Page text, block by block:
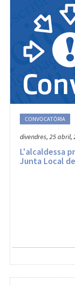
divendres, 25 abril,
L'alcaldessa
Junta Local